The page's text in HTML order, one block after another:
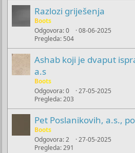
Razlozi griješenja
Boots
Odgovora 0
Pregleda 504
08-06-2025
Ashab koji je dvaput
a.s
Boots
Odgovora 0
Pregleda 203
27-05-2025
Pet Poslanikovih, a.s.,
Boots
Odgovora 2
Pregleda 291
27-05-2025